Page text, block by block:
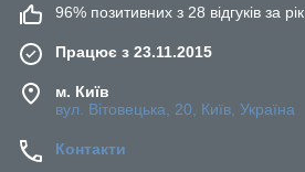
96% позитивних з 28 відгуків за рік
Працює з 23.11.2015
м. Київ
вул. Вітовецька, 20, Київ, Україна
Контакти